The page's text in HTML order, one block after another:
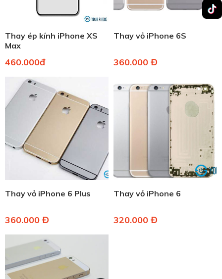
Thay ép kính iPhone XS
Max
460.000đ
Thay vỏ iPhone 6S
360.000 Đ
Thay vỏ iPhone 6 Plus
360.000 Đ
Thay vỏ iPhone 6
320.000 Đ